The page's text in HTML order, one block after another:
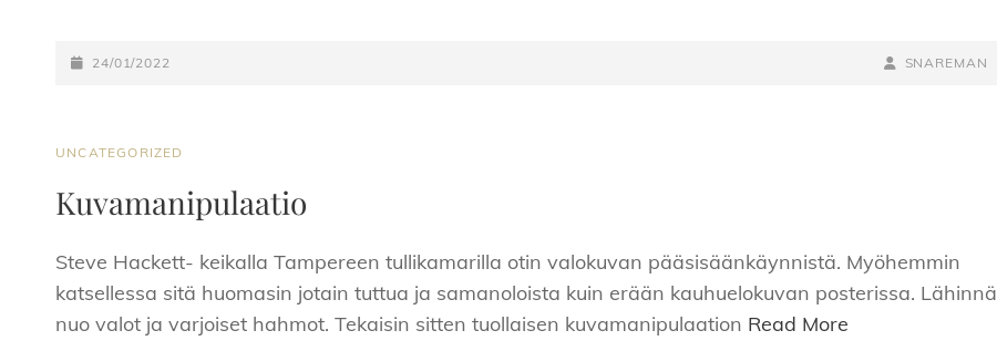
POSTED-
24/01/2022
BY
BYLINE
SNAREMAN
CAT
UNCATEGORIZED
Kuvamanipulaatio
Steve Hackett- keikalla Tampereen tullikamarilla otin valokuvan pääsisäänkäynnistä. Myöhemmin
katsellessa sitä huomasin jotain tuttua ja samanoloista kuin erään kauhuelokuvan posterissa. Lähinnä
nuo valot ja varjoiset hahmot. Tekaisin sitten tuollaisen kuvamanipulaation Read More